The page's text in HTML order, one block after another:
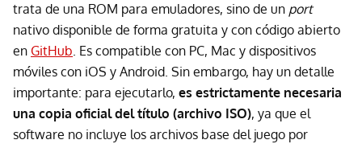
trata de una ROM para emuladores, sino de un port
nativo disponible de forma gratuita y con código abierto
en GitHub. Es compatible con PC, Mac y dispositivos
móviles con iOS y Android. Sin embargo, hay un detalle
importante: para ejecutarlo, es estrictamente necesaria
una copia oficial del título (archivo ISO), ya que el
software no incluye los archivos base del juego por